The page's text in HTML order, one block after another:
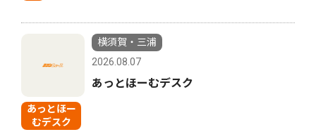
あっとほー
むデスク
横須賀・三浦
2026.08.07
あっとほーむデスク